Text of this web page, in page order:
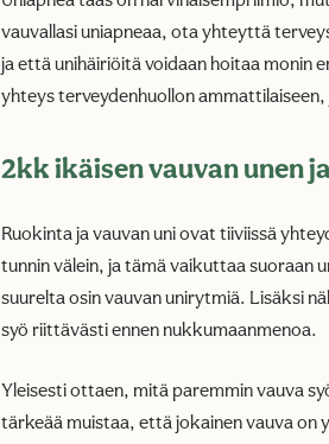
vauvallasi uniapneaa, ota yhteyttä
ja että unihäiriöitä voidaan hoitaa monin
yhteys terveydenhuollon
2kk ikäisen vauvan unen
Ruokinta ja vauvan uni ovat tiiviissä
tunnin välein, ja tämä vaikuttaa suoraan
suurelta osin vauvan unirytmiä. Lisäksi
syö riittävästi ennen nukkumaanmenoa.
Yleisesti ottaen, mitä paremmin vauva
tärkeää muistaa, että jokainen vauva on